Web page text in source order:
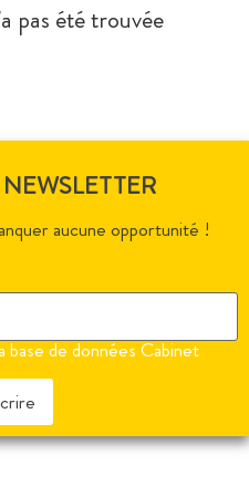
pas été trouvée
aucune opportunité !
de données Cabinet